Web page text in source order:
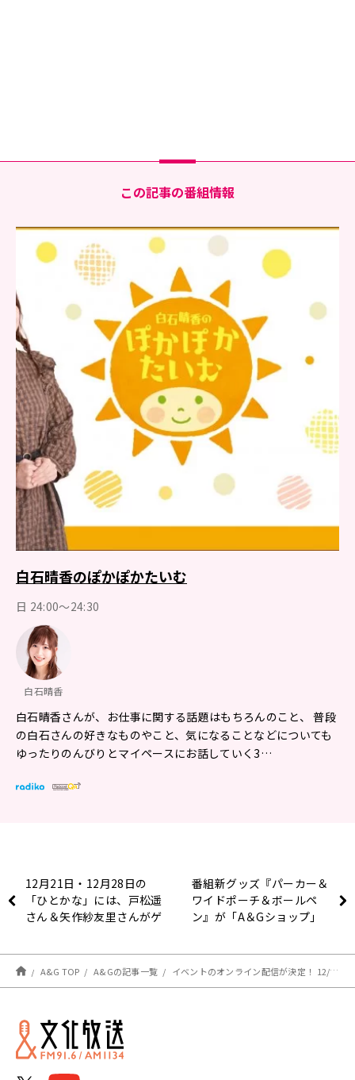
この記事の番組情報
白石晴香のぽかぽかたいむ
日 24:00～24:30
白石晴香
白石晴香さんが、お仕事に関する話題はもちろんのこと、 普段
の白石さんの好きなものやこと、気になることなどについても
ゆったりのんびりとマイペースにお話していく3…
12月21日・12月28日の
「ひとかな」には、戸松遥
さん＆矢作紗友里さんがゲ
集！
番組新グッズ『パーカー＆
ワイドポーチ＆ボールペ
ン』が「A＆Gショップ」
SORA・SHIINA Talking
Box】
A&G TOP A&Gの記事一覧 イベントのオンライン配信が決定！ 12/7(日)開催『白石晴香のぽかぽかたいむ』番組イベント